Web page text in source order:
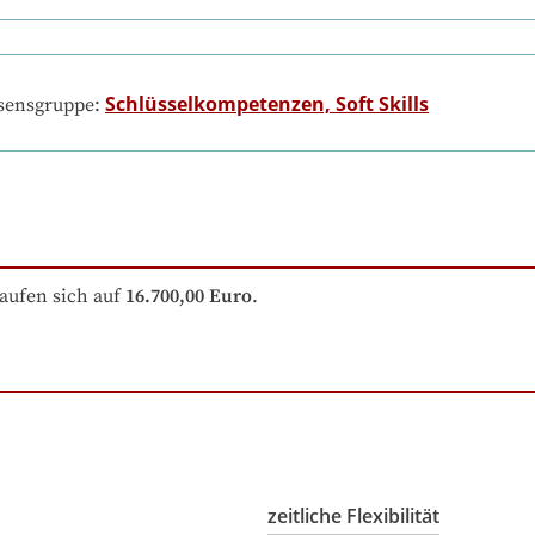
Schlüsselkompetenzen, Soft Skills
sich auf 16.700,00 Euro.
zeitliche Flexibilität